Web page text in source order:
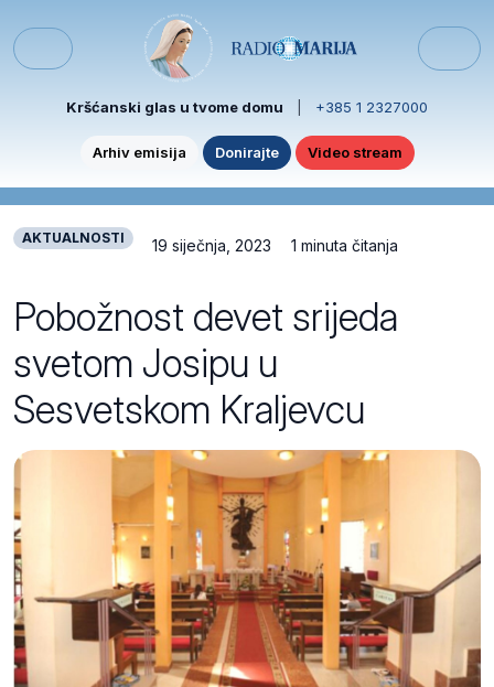
Menu
Kršćanski glas u tvome domu +385 1 2327000
Arhiv emisija Donirajte Video stream
AKTUALNOSTI 19 siječnja, 2023 1 minuta čitanja
Pobožnost devet srijeda
svetom Josipu u
Sesvetskom Kraljevcu